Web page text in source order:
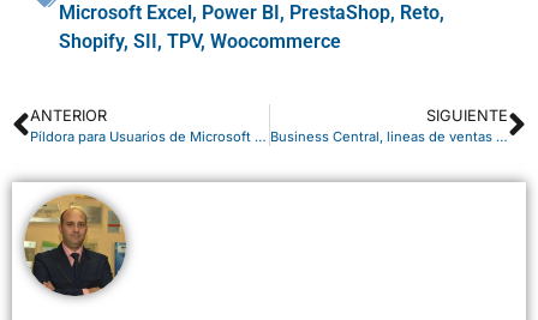
Microsoft Excel, Power BI, PrestaShop, Reto,
Shopify, SII, TPV, Woocommerce
ANTERIOR
Píldora para Usuarios de Microsoft 365: gestión de chat de grupo
SIGUIENTE
Business Central, lineas de ventas periódicas